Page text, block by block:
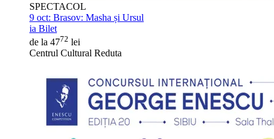
SPECTACOL
9 oct: Brasov: Masha și Ursul
ia Bilet
de la 4772 lei
Centrul Cultural Reduta